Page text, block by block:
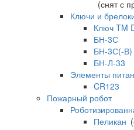
(снят с
Ключи и
Ключ TM
БН-3С
БН-3С(-В)
БН-Л-33
Элементы
CR123
Пожарный робот
Пеликан